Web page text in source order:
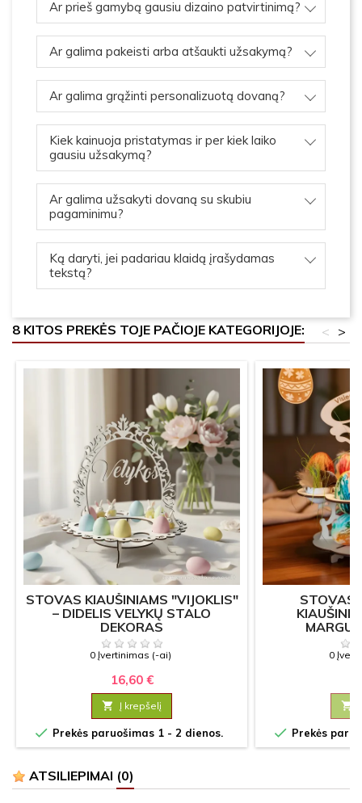
Ar prieš gamybą gausiu dizaino patvirtinimą?
Ar galima pakeisti arba atšaukti užsakymą?
Ar galima grąžinti personalizuotą dovaną?
Kiek kainuoja pristatymas ir per kiek laiko
gausiu užsakymą?
Ar galima užsakyti dovaną su skubiu
pagaminimu?
Ką daryti, jei padariau klaidą įrašydamas
tekstą?
8 KITOS PREKĖS TOJE PAČIOJE KATEGORIJOJE: >
<
STOVAS KIAUŠINIAMS "VIJOKLIS"
– DIDELIS VELYKŲ STALO
DEKORAS
0 Įvertinimas (-ai)
16,60 €
 Į krepšelį
 Prekės paruošimas 1 - 2 dienos.
STOVAS
0

 Prekės
ATSILIEPIMAI (0)